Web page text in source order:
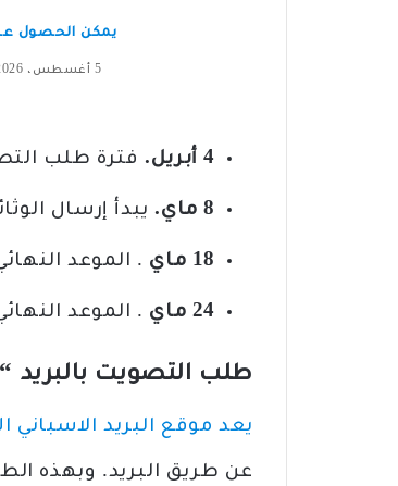
يمكن الحصول
5 أغسطس، 2026
4 أبريل. فترة طلب
8 ماي. يبدأ إرسال
18 ماي . الموعد
24 ماي . الموعد
طلب التصويت بالبريد
يعد موقع البريد الاسباني
عن طريق البريد. وبهذه